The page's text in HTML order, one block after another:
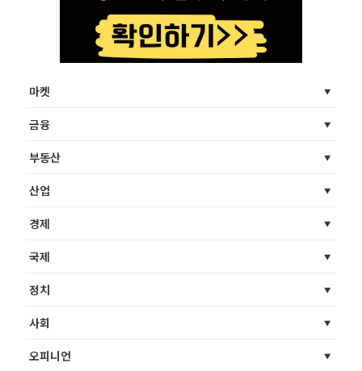
마켓
금융
부동산
산업
경제
국제
정치
사회
오피니언